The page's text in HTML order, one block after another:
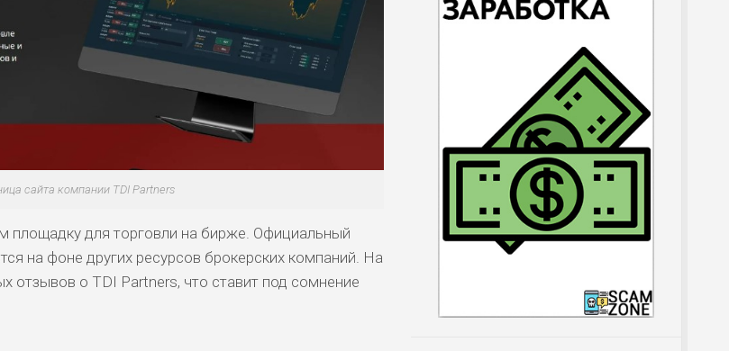
сайта компании TDI Partners
площадку для торговли на бирже. Официальный
на фоне других ресурсов брокерских компаний. На
отзывов о TDI Partners, что ставит под сомнение